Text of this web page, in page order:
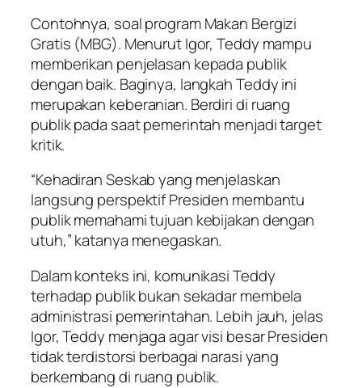
Contohnya, soal program Makan Bergizi
Gratis (MBG). Menurut Igor, Teddy mampu
memberikan penjelasan kepada publik
dengan baik. Baginya, langkah Teddy ini
merupakan keberanian. Berdiri di ruang
publik pada saat pemerintah menjadi target
kritik.
“Kehadiran Seskab yang menjelaskan
langsung perspektif Presiden membantu
publik memahami tujuan kebijakan dengan
utuh,” katanya menegaskan.
Dalam konteks ini, komunikasi Teddy
terhadap publik bukan sekadar membela
administrasi pemerintahan. Lebih jauh, jelas
Igor, Teddy menjaga agar visi besar Presiden
tidak terdistorsi berbagai narasi yang
berkembang di ruang publik.